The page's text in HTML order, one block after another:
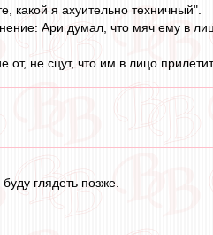
какой я ахуительно техничный".
Ари думал, что мяч ему в
не сцут, что им в лицо
глядеть позже.